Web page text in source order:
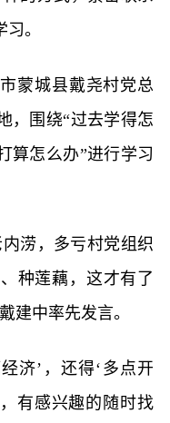
。
蒙城县戴尧村党总
，围绕“过去学得怎
算怎么办”进行学习
涝，多亏村党组织
种莲藕，这才有了
建中率先发言。
济’，还得‘多点开
有感兴趣的随时找